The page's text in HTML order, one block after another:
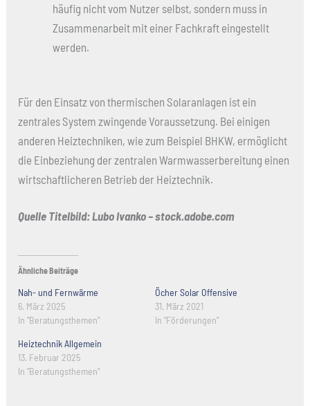
häufig nicht vom Nutzer selbst, sondern muss in
Zusammenarbeit mit einer Fachkraft eingestellt
werden.
Für den Einsatz von thermischen Solaranlagen ist ein
zentrales System zwingende Voraussetzung. Bei einigen
anderen Heiztechniken, wie zum Beispiel BHKW, ermöglicht
die Einbeziehung der zentralen Warmwasserbereitung einen
wirtschaftlicheren Betrieb der Heiztechnik.
Quelle Titelbild: Lubo Ivanko – stock.adobe.com
Ähnliche Beiträge
Nah- und Fernwärme
6. März 2025
In "Beratungsthemen"
Öcher Solar Offensive
31. März 2021
In "Förderungen"
Heiztechnik Allgemein
13. Februar 2025
In "Beratungsthemen"